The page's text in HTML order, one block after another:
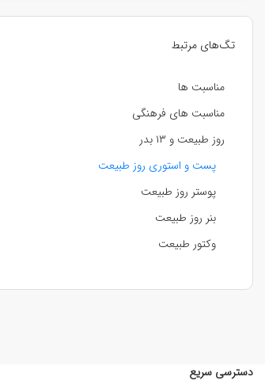
تگ‌های مرتبط
مناسبت ها
مناسبت های فرهنگی
روز طبیعت و ۱۳ بدر
پست و استوری روز طبیعت
پوستر روز طبیعت
بنر روز طبیعت
وکتور طبیعت
دسترسی سریع